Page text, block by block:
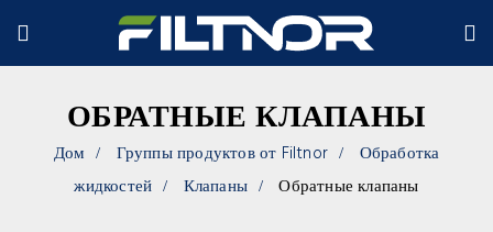
ОБРАТНЫЕ КЛАПАНЫ
Дом Группы продуктов от Filtnor
Обработка
жидкостей
Клапаны Обратные клапаны